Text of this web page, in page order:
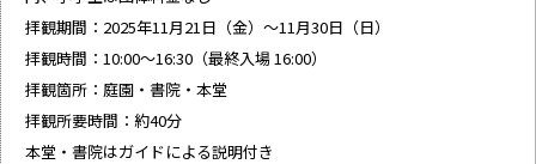
拝観期間：2025年11月21日（金）～11月30日（日）
拝観時間：10:00～16:30（最終入場 16:00）
拝観箇所：庭園・書院・本堂
拝観所要時間：約40分
本堂・書院はガイドによる説明付き